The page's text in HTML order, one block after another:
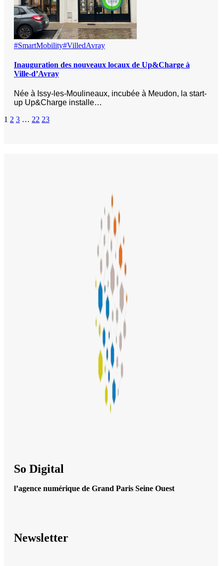
#SmartMobility#VilledAvray
Inauguration des nouveaux locaux de Up&Charge à
Ville-d’Avray
Née à Issy-les-Moulineaux, incubée à Meudon, la start-
up Up&Charge installe…
1 2 3 … 22 23
So Digital
l’agence numérique de Grand Paris Seine Ouest
Newsletter